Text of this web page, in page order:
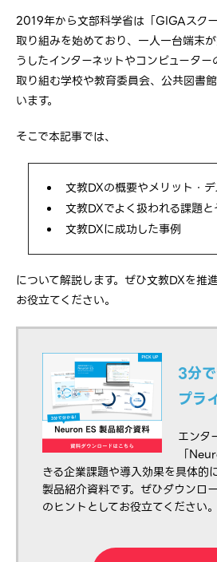
2019年から文部科学省は「GIGAスク
取り組みを始めており、一人一台端末
うしたインターネットやコンピュータ
取り組む学校や教育委員会、公共図書
います。
そこで本記事では、
文教DXの概要やメリット・
文教DXでよく扱われる課題
文教DXに成功した事例
について解説します。ぜひ文教DXを推
お役立てください。
3分
プラ
エンタ
「
きる企業課題や導入効果を具体的
製品紹介資料です。ぜひダウンロ
のヒントとしてお役立てください。